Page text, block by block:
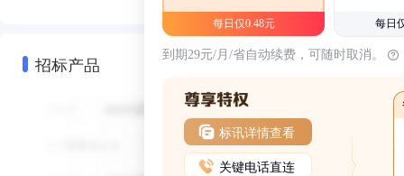
招标产品
每日仅0.48元 每日
到期29元/月/省自动续费，可随时取消。
标讯详情查看
关键电话直连